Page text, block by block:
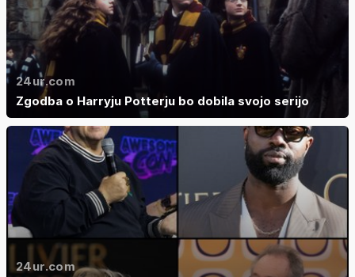
24ur.com
Zgodba o Harryju Potterju bo dobila svojo serijo
24ur.com